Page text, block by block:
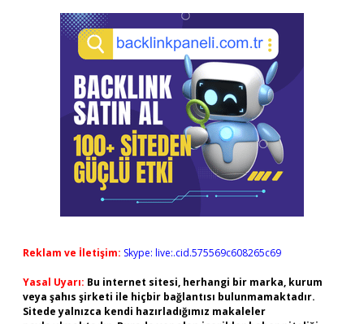
Reklam ve İletişim: Skype: live:.cid.575569c608265c69
Yasal Uyarı: Bu internet sitesi, herhangi bir marka, kurum
veya şahıs şirketi ile hiçbir bağlantısı bulunmamaktadır.
Sitede yalnızca kendi hazırladığımız makaleler